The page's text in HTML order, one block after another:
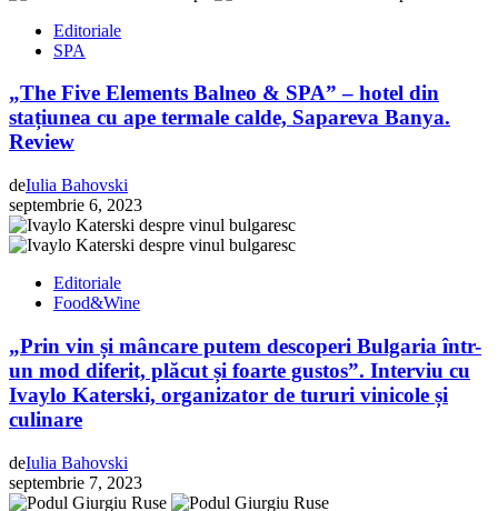
Editoriale
SPA
„The Five Elements Balneo & SPA” – hotel din
stațiunea cu ape termale calde, Sapareva Banya.
Review
deIulia Bahovski
septembrie 6, 2023
Editoriale
Food&Wine
„Prin vin și mâncare putem descoperi Bulgaria într-
un mod diferit, plăcut și foarte gustos”. Interviu cu
Ivaylo Katerski, organizator de tururi vinicole și
culinare
deIulia Bahovski
septembrie 7, 2023